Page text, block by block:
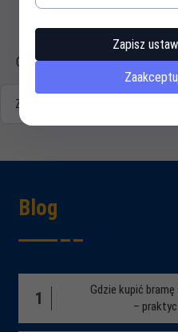
Opis
Obudowa pancerza z
Zasoby dotyczące bezpieczeństwa
Blog
1
Gdzie kupić
–
Zapisz